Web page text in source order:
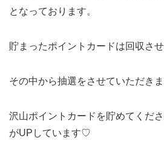
と なっております。
貯まったポイントカードは回収さ
その中から抽選をさせていただき
沢山ポイントカードを貯めてくだ
がUPしています♡